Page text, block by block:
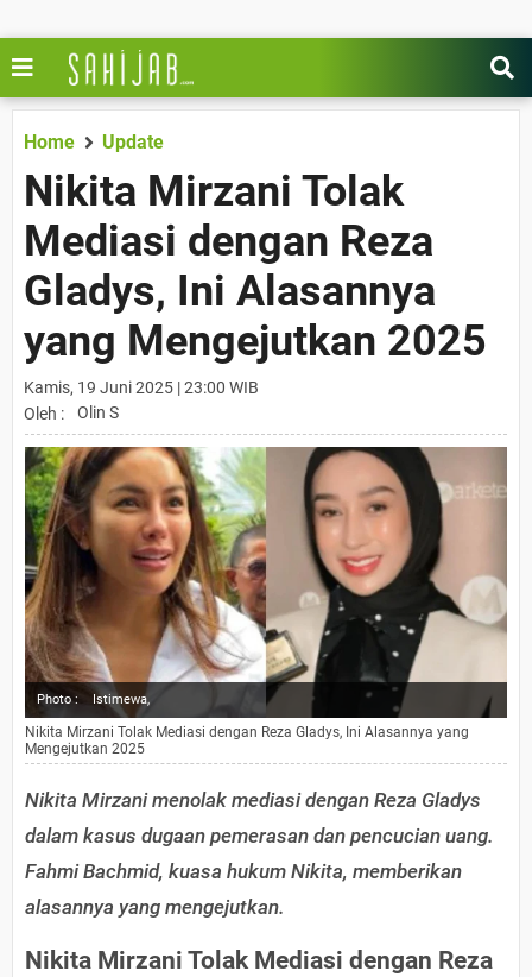
Home Update
Nikita Mirzani Tolak
Mediasi dengan Reza
Gladys, Ini Alasannya
yang Mengejutkan 2025
Kamis, 19 Juni 2025 | 23:00 WIB
Oleh :
Olin S
Photo : Istimewa,
Nikita Mirzani Tolak Mediasi dengan Reza Gladys, Ini Alasannya yang
Mengejutkan 2025
Nikita Mirzani menolak mediasi dengan Reza Gladys
dalam kasus dugaan pemerasan dan pencucian uang.
Fahmi Bachmid, kuasa hukum Nikita, memberikan
alasannya yang mengejutkan.
Nikita Mirzani Tolak Mediasi dengan Reza